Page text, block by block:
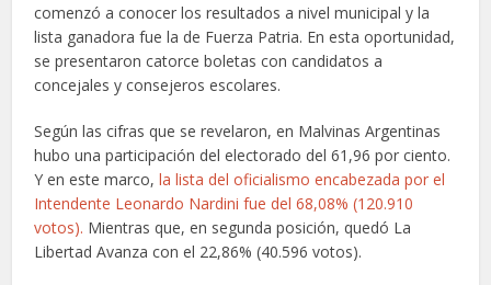
comenzó a conocer los resultados a nivel municipal y la
lista ganadora fue la de Fuerza Patria. En esta oportunidad,
se presentaron catorce boletas con candidatos a
concejales y consejeros escolares.
Según las cifras que se revelaron, en Malvinas Argentinas
hubo una participación del electorado del 61,96 por ciento.
Y en este marco, la lista del oficialismo encabezada por el
Intendente Leonardo Nardini fue del 68,08% (120.910
votos). Mientras que, en segunda posición, quedó La
Libertad Avanza con el 22,86% (40.596 votos).